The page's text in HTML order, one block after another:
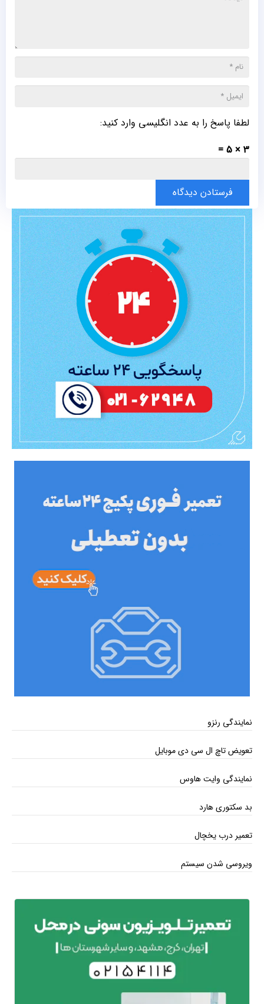
لطفا پاسخ را به عدد انگلیسی وارد کنید:
3 × 5 =
فرستادن دیدگاه
نمایندگی رنزو
تعویض تاچ ال سی دی موبایل
نمایندگی وایت هاوس
بد سکتوری هارد
تعمیر درب یخچال
ویروسی شدن سیستم